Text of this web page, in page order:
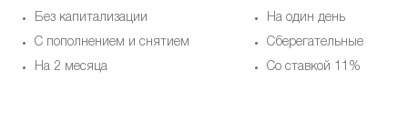
Без капитализации
С пополнением и снятием
На 2 месяца
На один день
Сберегательные
Со ставкой 11%